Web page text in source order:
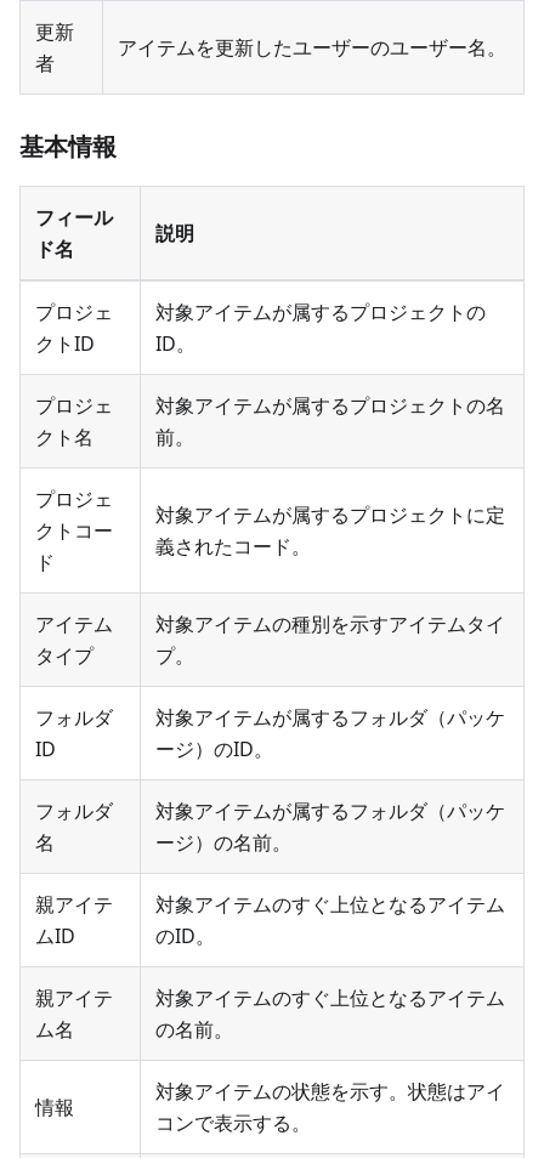
更新
者
アイテムを更新したユーザーのユーザー名。
基本情報
フィール
ド名
説明
プロジェ
クトID
対象アイテムが属するプロジェクトの
ID。
プロジェ
クト名
対象アイテムが属するプロジェクトの名
前。
プロジェ
クトコー
ド
対象アイテムが属するプロジェクトに定
義されたコード。
アイテム
タイプ
対象アイテムの種別を示すアイテムタイ
プ。
フォルダ
ID
対象アイテムが属するフォルダ（パッケ
ージ）のID。
フォルダ
名
対象アイテムが属するフォルダ（パッケ
ージ）の名前。
親アイテ
ムID
対象アイテムのすぐ上位となるアイテム
のID。
親アイテ
ム名
対象アイテムのすぐ上位となるアイテム
の名前。
情報
対象アイテムの状態を示す。状態はアイ
コンで表示する。